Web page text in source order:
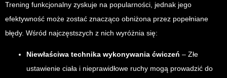
Trening funkcjonalny zyskuje na popularności, jednak jego
efektywność może zostać znacząco obniżona przez popełniane
błędy. Wśród najczęstszych z nich wyróżnia się:
Niewłaściwa technika wykonywania ćwiczeń – Złe
ustawienie ciała i nieprawidłowe ruchy mogą prowadzić do